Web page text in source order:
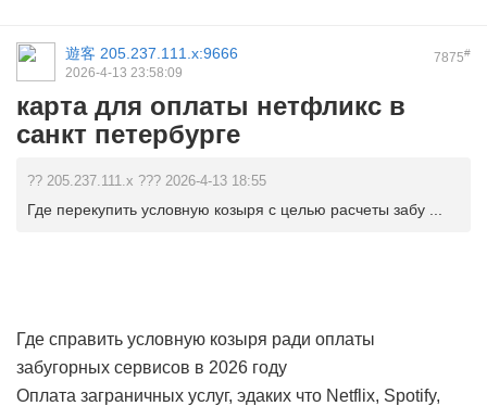
7875#
遊客 205.237.111.x:9666
2026-4-13 23:58:09
карта для оплаты нетфликс в
санкт петербурге
?? 205.237.111.x ??? 2026-4-13 18:55
Где перекупить условную козыря с целью расчеты забу ...
Где справить условную козыря ради оплаты
забугорных сервисов в 2026 году
Оплата заграничных услуг, эдаких что Netflix, Spotify,